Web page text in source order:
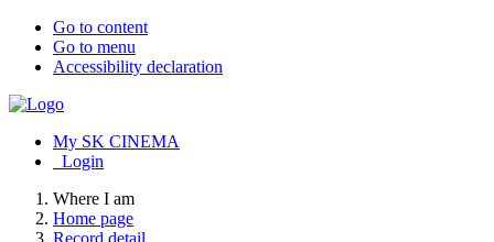
Go to content
Go to menu
Accessibility declaration
My SK CINEMA
Login
Where I am
Home page
Record detail